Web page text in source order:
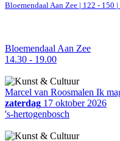
Bloemendaal Aan Zee | 122 - 150
Bloemendaal Aan Zee
14.30 - 19.00
Marcel van Roosmalen Ik
zaterdag 17 oktober 2026
's-hertogenbosch